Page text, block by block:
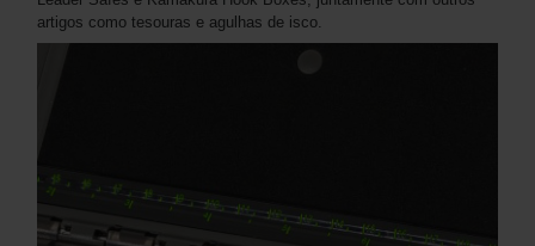
artigos como tesouras e agulhas de isco.